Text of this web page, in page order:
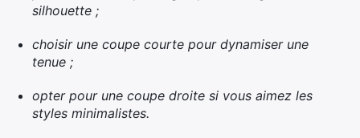
silhouette ;
choisir une coupe courte pour dynamiser une
tenue ;
opter pour une coupe droite si vous aimez les
styles minimalistes.